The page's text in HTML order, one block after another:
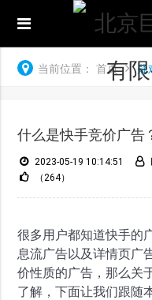
当前位置： 首页 疑
什么是快手竞价广告
2023-05-19 10:14:51
（264）
很多用户都知道快手的
息流广告以及详情页广
价性质的广告，那么关
了解，下面让我们跟随